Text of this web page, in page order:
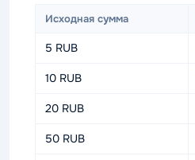
Исходная сумма
5 RUB
10 RUB
20 RUB
50 RUB